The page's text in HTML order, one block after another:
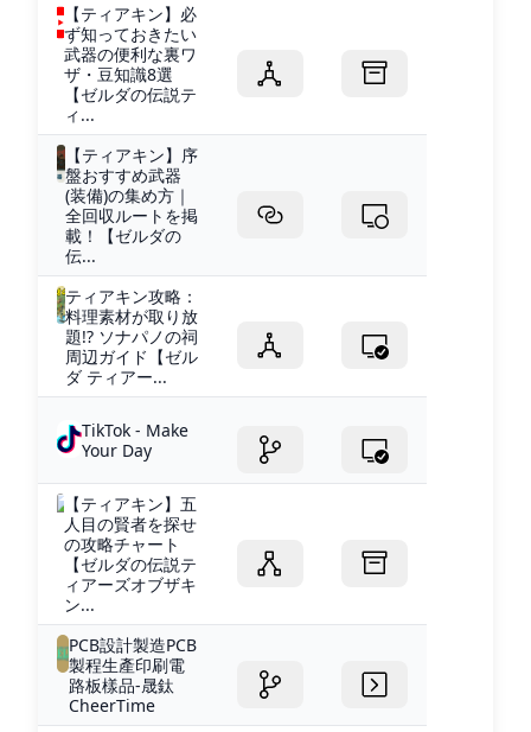
【ティアキン】必
ず知っておきたい
武器の便利な裏ワ
ザ・豆知識8選
【ゼルダの伝説テ
ィ...
【ティアキン】序
盤おすすめ武器
(装備)の集め方｜
全回収ルートを掲
載！【ゼルダの
伝...
ティアキン攻略：
料理素材が取り放
題!? ソナパノの祠
周辺ガイド【ゼル
ダ ティアー...
TikTok - Make
Your Day
【ティアキン】五
人目の賢者を探せ
の攻略チャート
【ゼルダの伝説テ
ィアーズオブザキ
ン...
PCB設計製造PCB
製程生產印刷電
路板樣品-晟鈦
CheerTime